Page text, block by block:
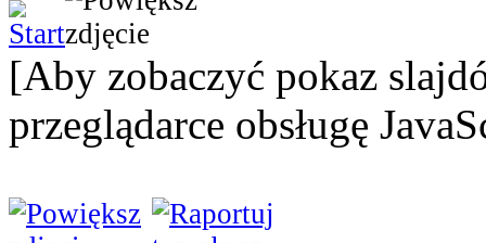
[Aby zobaczyć pokaz
przeglądarce obsługę